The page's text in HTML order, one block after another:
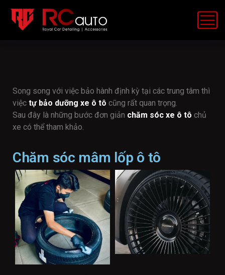
Song song với việc bảo hành định kỳ tại các trung tâm thì
việc tự bảo dưỡng xe ô tô cũng rất quan trọng.
Sau đây là những bước đơn giản chăm sóc xe ô tô chủ
xe có thể tham khảo.
Chăm sóc mâm lốp ô tô